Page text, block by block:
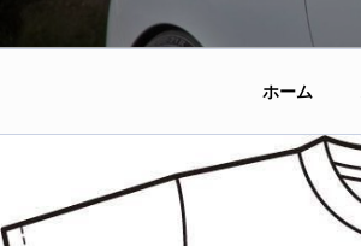
キ
ホーム